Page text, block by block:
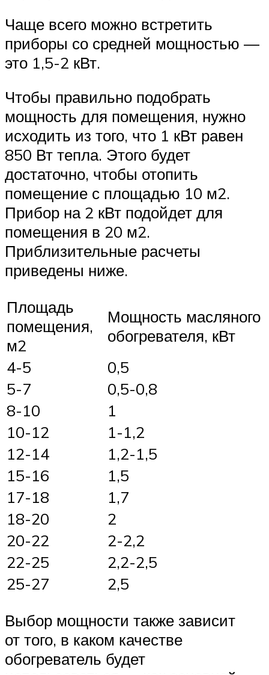
Чаще всего можно встретить
приборы со средней мощностью —
это 1,5-2 кВт.
Чтобы правильно подобрать
мощность для помещения, нужно
исходить из того, что 1 кВт равен
850 Вт тепла. Этого будет
достаточно, чтобы отопить
помещение с площадью 10 м2.
Прибор на 2 кВт подойдет для
помещения в 20 м2.
Приблизительные расчеты
приведены ниже.
Площадь
помещения,
м2
Мощность масляного
обогревателя, кВт
4-5
0,5
5-7
0,5-0,8
8-10
1
10-12
1-1,2
12-14
1,2-1,5
15-16
1,5
17-18
1,7
18-20
2
20-22
2-2,2
22-25
2,2-2,5
25-27
2,5
Выбор мощности также зависит
от того, в каком качестве
обогреватель будет